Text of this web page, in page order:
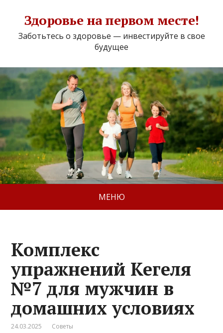
Здоровье на первом месте!
Заботьтесь о здоровье — инвестируйте в свое
будущее
МЕНЮ
Комплекс
упражнений Кегеля
№7 для мужчин в
домашних условиях
24.03.2025 Советы